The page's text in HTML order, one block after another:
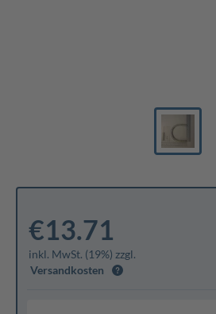
€13.71
inkl. MwSt. (19%) zzgl.
Versandkosten